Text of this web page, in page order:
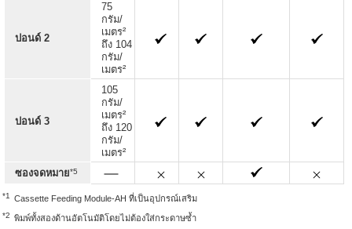
ปอนด์ 2
75
กรัม/
เมตร²
ถึง 104
กรัม/
เมตร²
ปอนด์ 3
105
กรัม/
เมตร²
ถึง 120
กรัม/
เมตร²
ซองจดหมาย*5
*1 Cassette Feeding Module-AH ที่เป็นอุปกรณ์เสริม
*2 พิมพ์ทั้งสองด้านอัตโนมัติโดยไม่ต้องใส่กระดาษซ้ำ